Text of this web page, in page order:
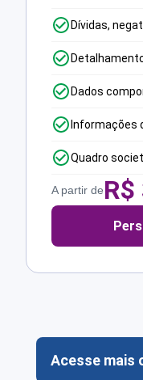
Dívidas,
Dados
Informações
Quadro
A partir deR$
Acesse mais